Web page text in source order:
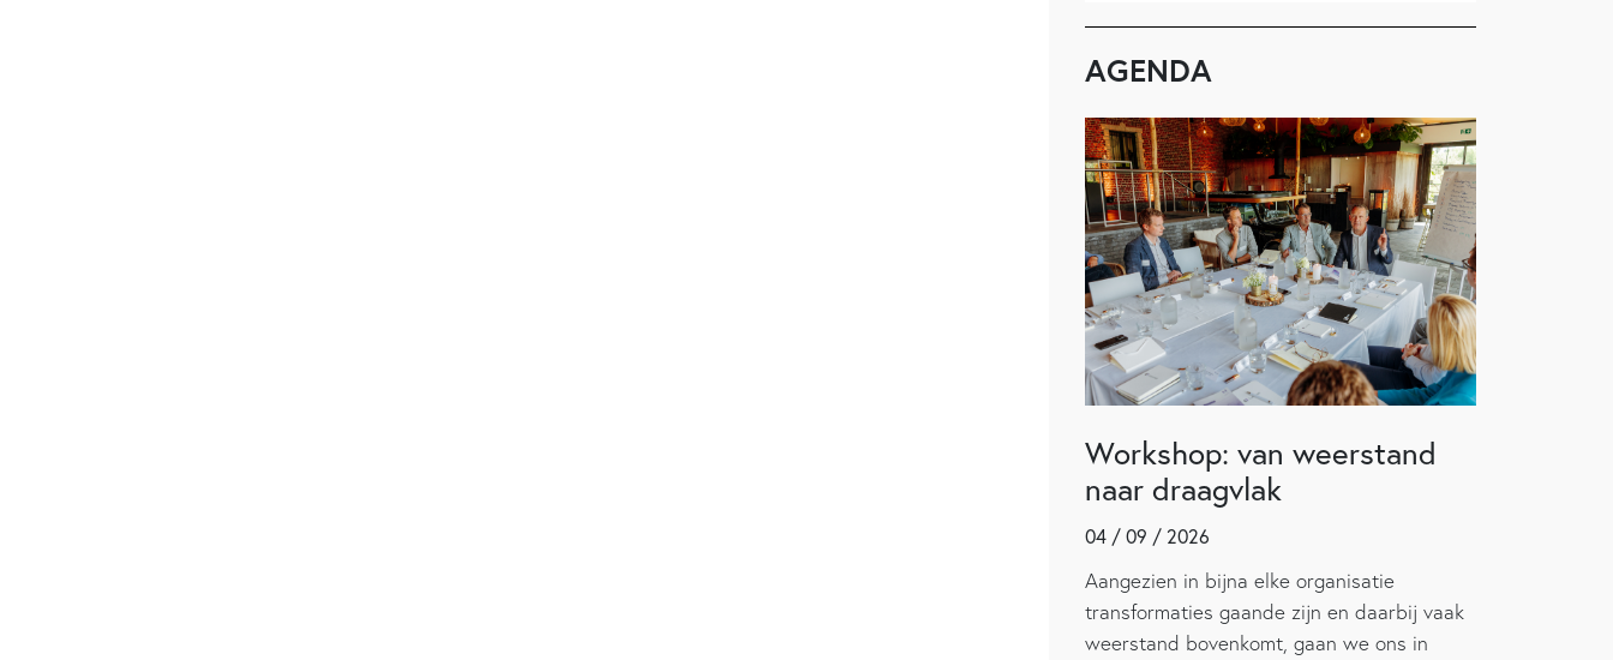
AGENDA
Workshop: van weerstand
naar draagvlak
04 / 09 / 2026
Aangezien in bijna elke organisatie
transformaties gaande zijn en daarbij vaak
weerstand bovenkomt, gaan we ons in